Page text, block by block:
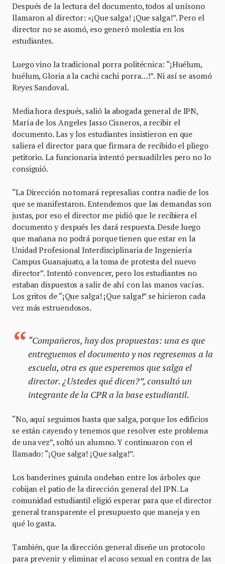
Después de la lectura del documento, todos al unísono
llamaron al director: «¡Que salga! ¡Que salga!”. Pero el
director no se asomó, eso generó molestia en los
estudiantes.
Luego vino la tradicional porra politécnica: “¡Huélum,
huélum, Gloria a la cachi cachi porra…!”. Ni así se asomó
Reyes Sandoval.
Media hora después, salió la abogada general de IPN,
María de los Angeles Jasso Cisneros, a recibir el
documento. Las y los estudiantes insistieron en que
saliera el director para que firmara de recibido el pliego
petitorio. La funcionaria intentó persuadilrles pero no lo
consiguió.
“La Dirección no tomará represalias contra nadie de los
que se manifestaron. Entendemos que las demandas son
justas, por eso el director me pidió que le recibiera el
documento y después les dará respuesta. Desde luego
que mañana no podrá porque tienen que estar en la
Unidad Profesional Interdisciplinaria de Ingeniería
Campus Guanajuato, a la toma de protesta del nuevo
director”. Intentó convencer, pero los estudiantes no
estaban dispuestos a salir de ahí con las manos vacías.
Los gritos de “¡Que salga! ¡Que salga!” se hicieron cada
vez más estruendosos.
“Compañeros, hay dos propuestas: una es que
entreguemos el documento y nos regresemos a la
escuela, otra es que esperemos que salga el
director. ¿Ustedes qué dicen?”, consultó un
integrante de la CPR a la base estudiantil.
“No, aquí seguimos hasta que salga, porque los edificios
se están cayendo y tenemos que resolver este problema
de una vez”, soltó un alumno. Y continuaron con el
llamado: “¡Que salga! ¡Que salga!”.
Los banderines guinda ondeban entre los árboles que
cobijan el patio de la dirección general del IPN. La
comunidad estudiantil eligió esperar para que el director
general transparente el presupuesto que maneja y en
qué lo gasta.
También, que la dirección general diseñe un protocolo
para prevenir y eliminar el acoso sexual en contra de las